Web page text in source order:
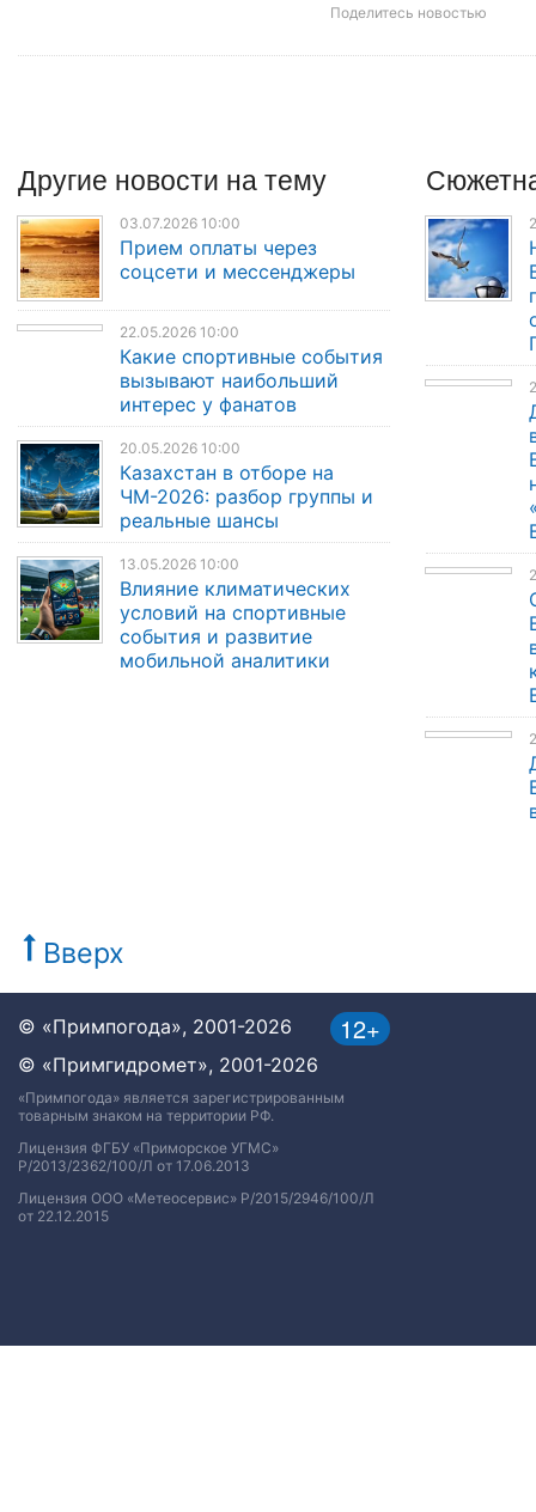
Поделитесь новостью
Другие новости на тему
03.07.2026 10:00
Прием оплаты через
соцсети и мессенджеры
22.05.2026 10:00
Какие спортивные события
вызывают наибольший
интерес у фанатов
20.05.2026 10:00
Казахстан в отборе на
ЧМ-2026: разбор группы и
реальные шансы
13.05.2026 10:00
Влияние климатических
условий на спортивные
события и развитие
мобильной аналитики
Вверх
12+
© «Примпогода», 2001-2026
© «Примгидромет», 2001-2026
«Примпогода» является зарегистрированным
товарным знаком на территории РФ.
Лицензия ФГБУ «Приморское УГМС»
Р/2013/2362/100/Л от 17.06.2013
Лицензия ООО «Метеосервис» Р/2015/2946/100/Л
от 22.12.2015